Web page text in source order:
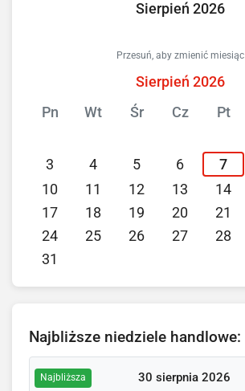
Sierpień 2026
Przesuń, aby zmienić miesiąc
Sierpień 2026
Pn
Wt Śr Cz Pt
3
4 5 6 7
10
11 12 13 14
17
18 19 20 21
24
25 26 27 28
31
Najbliższe niedziele handlowe:
Najbliższa 30 sierpnia 2026